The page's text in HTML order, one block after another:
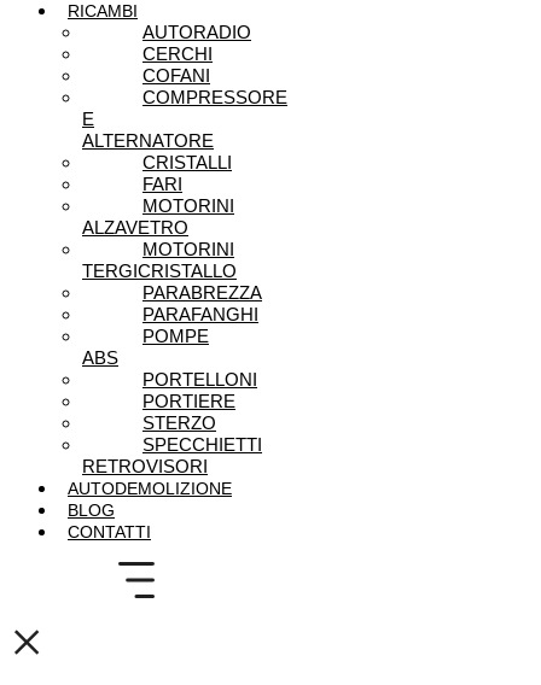
RICAMBI
AUTORADIO
CERCHI
COFANI
COMPRESSORE
E
ALTERNATORE
CRISTALLI
FARI
MOTORINI
ALZAVETRO
MOTORINI
TERGICRISTALLO
PARABREZZA
PARAFANGHI
POMPE
ABS
PORTELLONI
PORTIERE
STERZO
SPECCHIETTI
RETROVISORI
AUTODEMOLIZIONE
BLOG
CONTATTI
×